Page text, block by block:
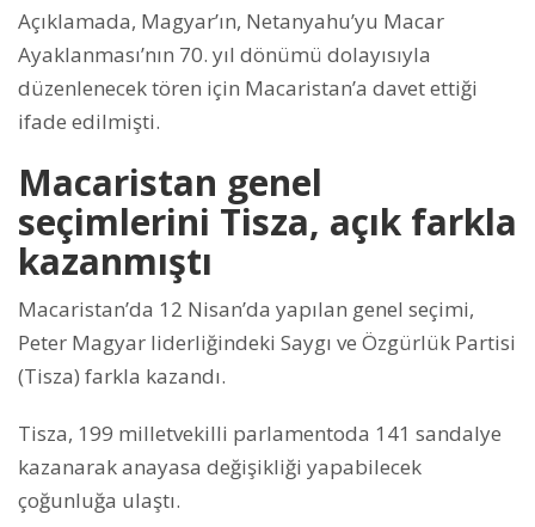
Açıklamada, Magyar’ın, Netanyahu’yu Macar
Ayaklanması’nın 70. yıl dönümü dolayısıyla
düzenlenecek tören için Macaristan’a davet ettiği
ifade edilmişti.
Macaristan genel
seçimlerini Tisza, açık farkla
kazanmıştı
Macaristan’da 12 Nisan’da yapılan genel seçimi,
Peter Magyar liderliğindeki Saygı ve Özgürlük Partisi
(Tisza) farkla kazandı.
Tisza, 199 milletvekilli parlamentoda 141 sandalye
kazanarak anayasa değişikliği yapabilecek
çoğunluğa ulaştı.